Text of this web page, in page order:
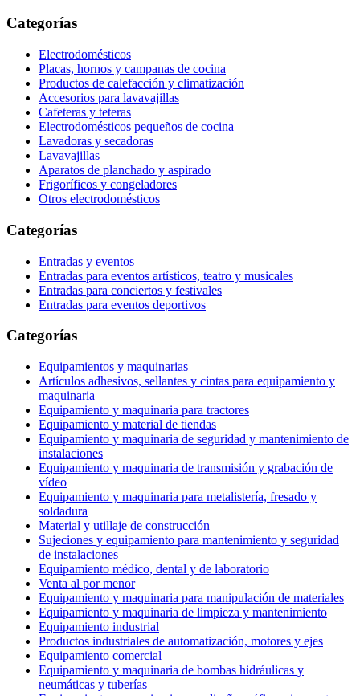
Categorías
Electrodomésticos
Placas, hornos y campanas de cocina
Productos de calefacción y climatización
Accesorios para lavavajillas
Cafeteras y teteras
Electrodomésticos pequeños de cocina
Lavadoras y secadoras
Lavavajillas
Aparatos de planchado y aspirado
Frigoríficos y congeladores
Otros electrodomésticos
Categorías
Entradas y eventos
Entradas para eventos artísticos, teatro y musicales
Entradas para conciertos y festivales
Entradas para eventos deportivos
Categorías
Equipamientos y maquinarias
Artículos adhesivos, sellantes y cintas para equipamiento y
maquinaria
Equipamiento y maquinaria para tractores
Equipamiento y material de tiendas
Equipamiento y maquinaria de seguridad y mantenimiento de
instalaciones
Equipamiento y maquinaria de transmisión y grabación de
vídeo
Equipamiento y maquinaria para metalistería, fresado y
soldadura
Material y utillaje de construcción
Sujeciones y equipamiento para mantenimiento y seguridad
de instalaciones
Equipamiento médico, dental y de laboratorio
Venta al por menor
Equipamiento y maquinaria para manipulación de materiales
Equipamiento y maquinaria de limpieza y mantenimiento
Equipamiento industrial
Productos industriales de automatización, motores y ejes
Equipamiento comercial
Equipamiento y maquinaria de bombas hidráulicas y
neumáticas y tuberías